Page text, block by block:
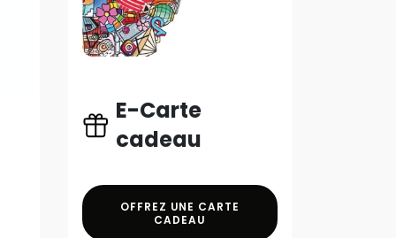
E-Carte
cadeau
OFFREZ UNE CARTE
CADEAU